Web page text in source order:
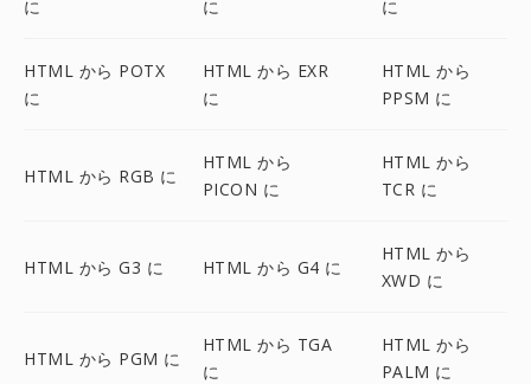
に
に
に
HTML から POTX
に
HTML から EXR
に
HTML から
PPSM に
HTML から RGB に
HTML から
PICON に
HTML から
TCR に
HTML から G3 に HTML から G4 に
HTML から
XWD に
HTML から PGM に
HTML から TGA
に
HTML から
PALM に